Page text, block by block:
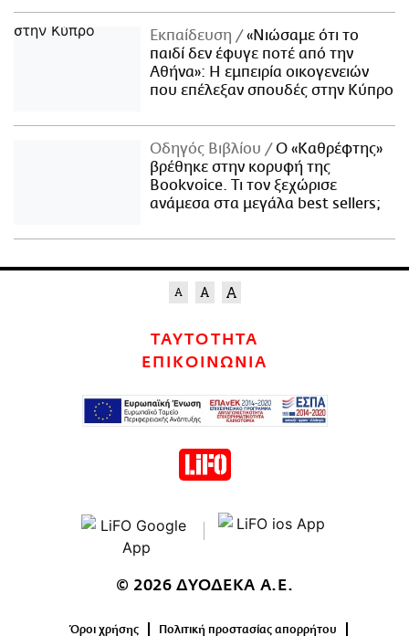
Εκπαίδευση
«Νιώσαμε ότι το
παιδί δεν έφυγε ποτέ από την
Αθήνα»: Η εμπειρία οικογενειών
που επέλεξαν σπουδές στην Κύπρο
Οδηγός Βιβλίου
Ο «Καθρέφτης»
βρέθηκε στην κορυφή της
Bookvoice. Τι τον ξεχώρισε
ανάμεσα στα μεγάλα best sellers;
ΤΑΥΤΟΤΗΤΑ
ΕΠΙΚΟΙΝΩΝΙΑ
© 2026 ΔΥΟΔΕΚΑ Α.Ε.
Όροι χρήσης Πολιτική προστασίας απορρήτου